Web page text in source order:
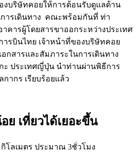
งบริษัทคอยให้การต้อนรับดูแลด้าน
การเดินทาง คณะพร้อมกันที่ ท่า
คารผู้โดยสารขาออกระหว่างประเทศ
ารบินไทย เจ้าหน้าที่ของบริษัทคอย
กสารและสัมภาระในการเดินทาง
ะ ประเทศญี่ปุ่น นำท่านผ่านพิธีการ
กากร เรียบร้อยแล้ว
ย เที่ยวได้เยอะขึ้น
โลเมตร ประมาณ 3ชั่วโมง